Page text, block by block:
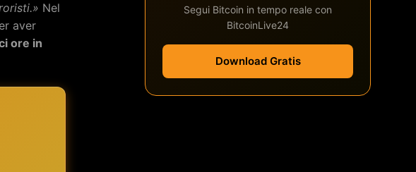
Nel
aver
ore in
Segui Bitcoin in tempo reale con
BitcoinLive24
Download Gratis